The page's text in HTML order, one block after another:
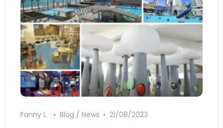
Fanny L. Blog / News 21/08/2023